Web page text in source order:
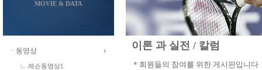
MOVIE & DATA
ㆍ동영상
레슨동영상1
이론 과 실전 / 칼럼
＊회원들의 참여를 위한 게시판입니다